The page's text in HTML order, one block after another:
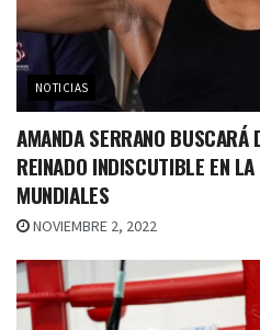
NOTICIAS
AMANDA SERRANO
REINADO INDISCUTIBLE EN
MUNDIALES
NOVIEMBRE 2, 2022